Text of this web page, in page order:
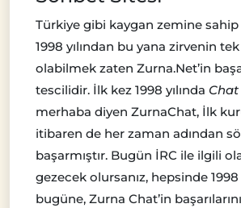
Türkiye gibi kaygan zemine
1998 yılından bu yana zirvenin
olabilmek zaten Zurna.Net’in
tescilidir. İlk kez 1998 yılında Chat
merhaba diyen ZurnaChat, İlk
itibaren de her zaman adından
başarmıştır. Bugün İRC ile ilgili
gezecek olursanız, hepsinde 1998
bugüne, Zurna Chat’in